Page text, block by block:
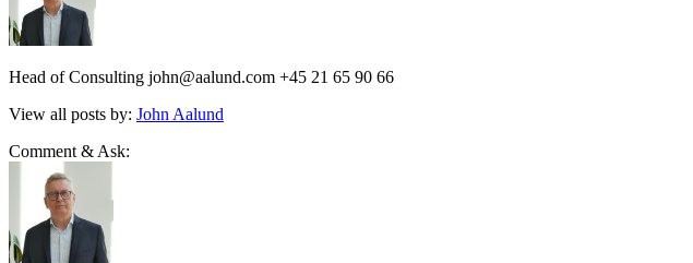
Head of Consulting john@aalund.com +45 21 65 90 66
View all posts by: John Aalund
Comment & Ask: